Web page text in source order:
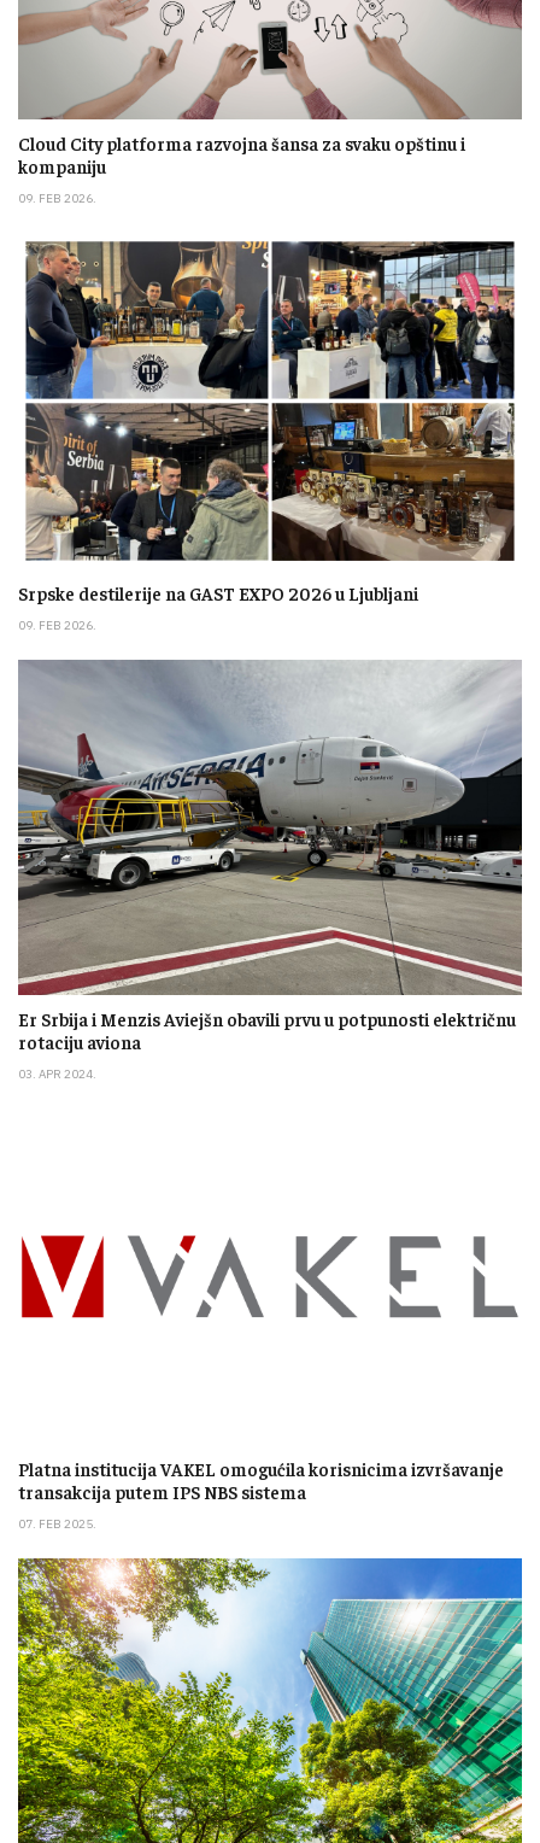
Cloud City platforma razvojna šansa za svaku opštinu i
kompaniju
09. FEB 2026.
Srpske destilerije na GAST EXPO 2026 u Ljubljani
09. FEB 2026.
Er Srbija i Menzis Aviejšn obavili prvu u potpunosti električnu
rotaciju aviona
03. APR 2024.
Platna institucija VAKEL omogućila korisnicima izvršavanje
transakcija putem IPS NBS sistema
07. FEB 2025.